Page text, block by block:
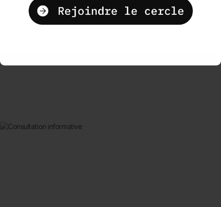
Éclat & qualité de peau